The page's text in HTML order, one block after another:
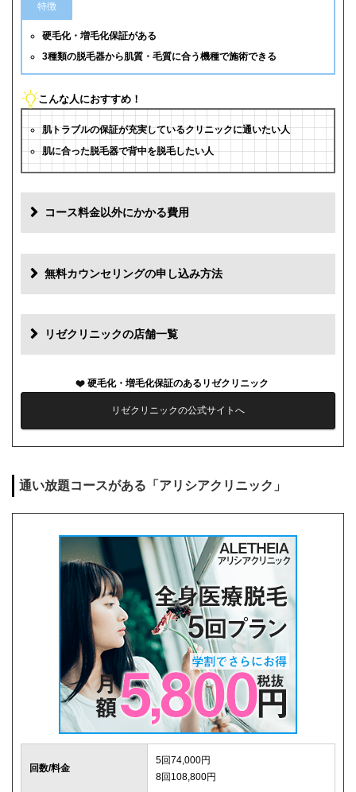
特徴
硬毛化・増毛化保証がある
3種類の脱毛器から肌質・毛質に合う機種で施術できる
こんな人におすすめ！
肌トラブルの保証が充実しているクリニックに通いたい人
肌に合った脱毛器で背中を脱毛したい人
コース料金以外にかかる費用
初診料 0円
再診料 0円
薬代 0円
シェービング代 0円
キャンセル料 前日まで無料
無料カウンセリングの申し込み方法
リゼクリニックの店舗一覧
硬毛化・増毛化保証のあるリゼクリニック
リゼクリニックの公式サイトへ
通い放題コースがある「アリシアクリニック」
回数/料金
5回74,000円
8回108,800円